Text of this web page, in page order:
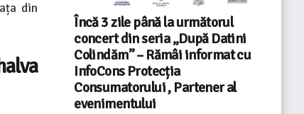
din
Încă 3 zile până la următorul
concert din seria „După Datini
Colindăm” – Rămâi informat cu
InfoCons Protecția
Consumatorului , Partener al
evenimentului